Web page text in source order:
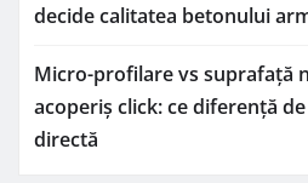
decide calitatea betonului
Micro-profilare vs suprafață
acoperiș click: ce diferență
directă